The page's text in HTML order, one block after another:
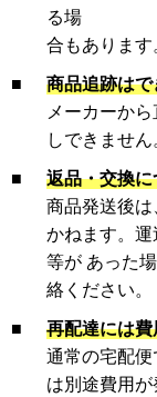
る場
合もあります
■
商品追跡は
メーカーか
しできません
■
返品・交換に
商品発送後
かねます。
等が あった
絡ください。
■
再配達には
通常の宅配
は別途費用が